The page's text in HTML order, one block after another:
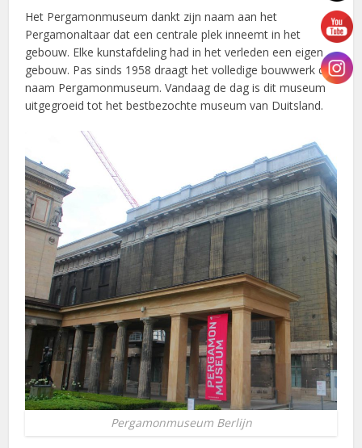
Het Pergamonmuseum dankt zijn naam aan het
Pergamonaltaar dat een centrale plek inneemt in het
gebouw. Elke kunstafdeling had in het verleden een eigen
gebouw. Pas sinds 1958 draagt het volledige bouwwerk de
naam Pergamonmuseum. Vandaag de dag is dit museum
uitgegroeid tot het bestbezochte museum van Duitsland.
Pergamonmuseum Berlijn